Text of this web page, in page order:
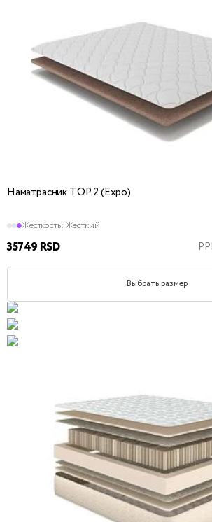
Наматрасник TOP 2 (Expo)
Жесткость: Жесткий
35749 RSD
Выбрать размер